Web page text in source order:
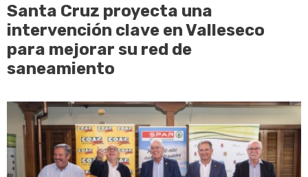
Santa Cruz proyecta una
intervención clave en Valleseco
para mejorar su red de
saneamiento